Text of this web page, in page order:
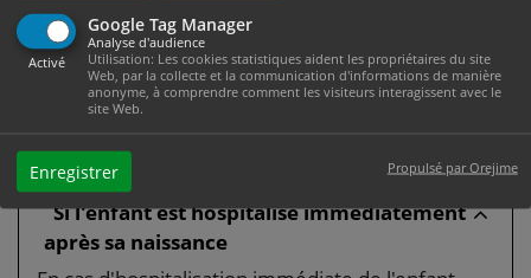
Google Tag Manager
Activé
Analyse d'audience
Utilisation: Les cookies statistiques aident les propriétaires du site
Web, par la collecte et la communication d'informations de manière
anonyme, à comprendre comment les visiteurs interagissent avec le
site Web.
Enregistrer Propulsé par Orejime
Vous devez informer sans délai votre
administration.
Vous devez transmettre toute pièce justifiant la
naissance prématurée de l'enfant dans les 8 jours
suivant l'accouchement.
Si l'enfant est hospitalisé immédiatement
après sa naissance